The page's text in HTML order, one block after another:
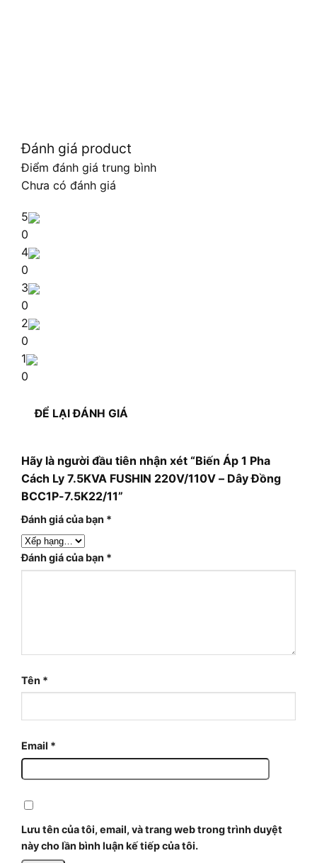
Đánh giá product
Điểm đánh giá trung bình
Chưa có đánh giá
5
0
4
0
3
0
2
0
1
0
ĐỂ LẠI ĐÁNH GIÁ
Hãy là người đầu tiên nhận xét “Biến Áp 1 Pha
Cách Ly 7.5KVA FUSHIN 220V/110V – Dây Đồng
BCC1P-7.5K22/11”
Đánh giá của bạn *
Đánh giá của bạn *
Tên *
Email *
Lưu tên của tôi, email, và trang web trong trình duyệt
này cho lần bình luận kế tiếp của tôi.